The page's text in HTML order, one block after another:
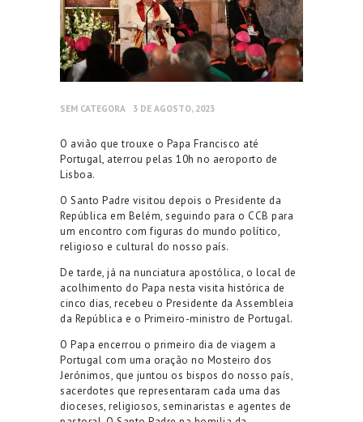
SEM CATEGORA 3 DE AGOSTO, 2023
O avião que trouxe o Papa Francisco até
Portugal, aterrou pelas 10h no aeroporto de
Lisboa.
O Santo Padre visitou depois o Presidente da
República em Belém, seguindo para o CCB para
um encontro com figuras do mundo político,
religioso e cultural do nosso país.
De tarde, já na nunciatura apostólica, o local de
acolhimento do Papa nesta visita histórica de
cinco dias, recebeu o Presidente da Assembleia
da República e o Primeiro-ministro de Portugal.
O Papa encerrou o primeiro dia de viagem a
Portugal com uma oração no Mosteiro dos
Jerónimos, que juntou os bispos do nosso país,
sacerdotes que representaram cada uma das
dioceses, religiosos, seminaristas e agentes de